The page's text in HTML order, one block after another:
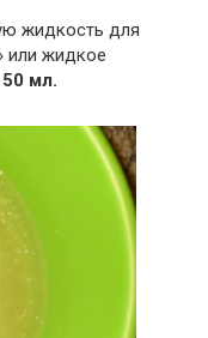
жидкость для
или жидкое
мл.